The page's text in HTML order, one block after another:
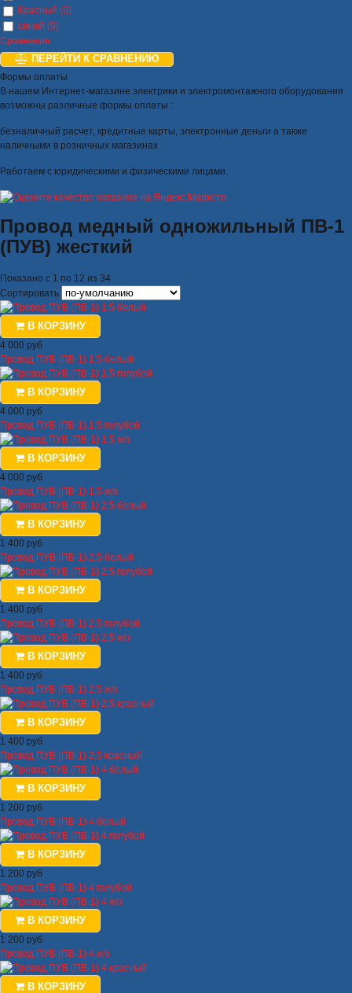
Красный (6)
синий (9)
Сравнение
ПЕРЕЙТИ К СРАВНЕНИЮ
Формы оплаты
В нашем Интернет-магазине электрики и электромонтажного оборудования
возможны различные формы оплаты :
безналичный расчет, кредитные карты, электронные деньги а также
наличными в розничных магазинах
Работаем с юридическими и физическими лицами.
Провод медный одножильный ПВ-1
(ПУВ) жесткий
Показано с 1 по 12 из 34
Сортировать
В КОРЗИНУ
4 000 руб
Провод ПУВ (ПВ-1) 1,5 белый
В КОРЗИНУ
4 000 руб
Провод ПУВ (ПВ-1) 1,5 голубой
В КОРЗИНУ
4 000 руб
Провод ПУВ (ПВ-1) 1,5 ж/з
В КОРЗИНУ
1 400 руб
Провод ПУВ (ПВ-1) 2,5 белый
В КОРЗИНУ
1 400 руб
Провод ПУВ (ПВ-1) 2,5 голубой
В КОРЗИНУ
1 400 руб
Провод ПУВ (ПВ-1) 2,5 ж/з
В КОРЗИНУ
1 400 руб
Провод ПУВ (ПВ-1) 2,5 красный
В КОРЗИНУ
1 200 руб
Провод ПУВ (ПВ-1) 4 белый
В КОРЗИНУ
1 200 руб
Провод ПУВ (ПВ-1) 4 голубой
В КОРЗИНУ
1 200 руб
Провод ПУВ (ПВ-1) 4 ж/з
В КОРЗИНУ